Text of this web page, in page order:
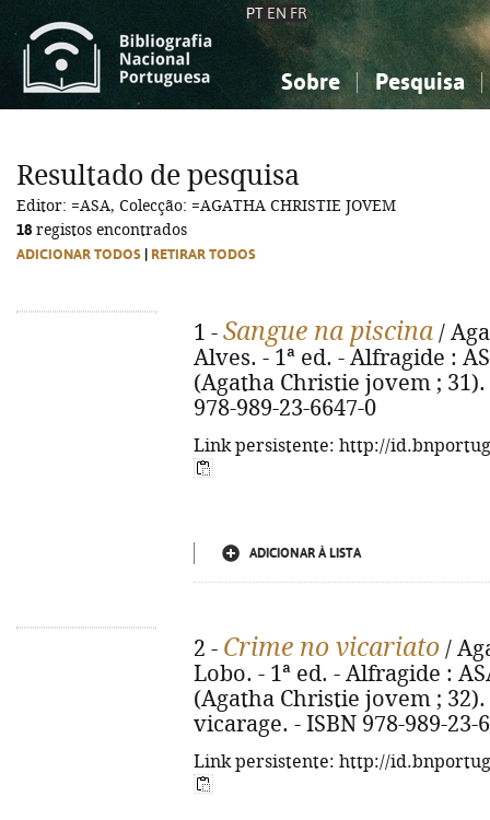
PT EN FR
Sobre Pesquisa
Ciências sociais...
Arte, desporto...
Ciências sociais...
Arte, desporto...
Resultado de pesquisa
Editor: =ASA, Colecção: =AGATHA CHRISTIE JOVEM
18 registos encontrados
ADICIONAR TODOS RETIRAR TODOS
1 - Sangue na piscina /
Alves. - 1ª ed. - Alfragide :
(Agatha Christie jovem ;
978-989-23-6647-0
Link persistente: http://
ADICIONAR À LISTA
2 - Crime no vicariato /
Lobo. - 1ª ed. - Alfragide :
(Agatha Christie jovem ;
vicarage. - ISBN 978-989-23-
Link persistente: http://